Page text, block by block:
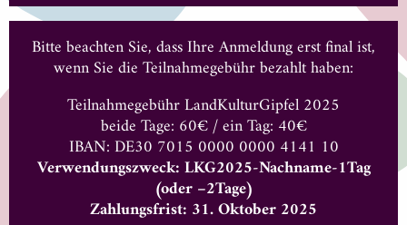
Bitte beachten Sie, dass Ihre Anmeldung erst final ist,
wenn Sie die Teilnahmegebühr bezahlt haben:
Teilnahmegebühr LandKulturGipfel 2025
beide Tage: 60€ / ein Tag: 40€
IBAN: DE30 7015 0000 0000 4141 10
Verwendungszweck: LKG2025-Nachname-1Tag
(oder –2Tage)
Zahlungsfrist: 31. Oktober 2025